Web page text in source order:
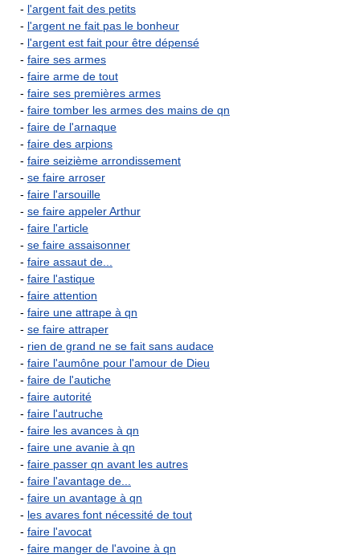
- l'argent fait des petits
- l'argent ne fait pas le bonheur
- l'argent est fait pour être dépensé
- faire ses armes
- faire arme de tout
- faire ses premières armes
- faire tomber les armes des mains de qn
- faire de l'arnaque
- faire des arpions
- faire seizième arrondissement
- se faire arroser
- faire l'arsouille
- se faire appeler Arthur
- faire l'article
- se faire assaisonner
- faire assaut de...
- faire l'astique
- faire attention
- faire une attrape à qn
- se faire attraper
- rien de grand ne se fait sans audace
- faire l'aumône pour l'amour de Dieu
- faire de l'autiche
- faire autorité
- faire l'autruche
- faire les avances à qn
- faire une avanie à qn
- faire passer qn avant les autres
- faire l'avantage de...
- faire un avantage à qn
- les avares font nécessité de tout
- faire l'avocat
- faire manger de l'avoine à qn